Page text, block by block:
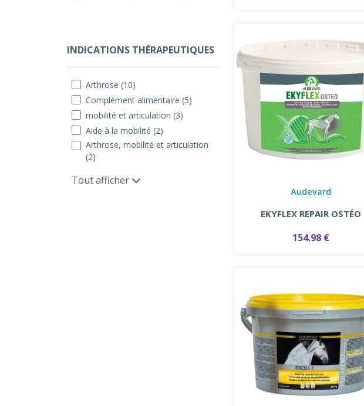
INDICATIONS THÉRAPEUTIQUES
Arthrose (10)
Complément alimentaire (5)
mobilité et articulation (3)
Aide à la mobilité (2)
Arthrose, mobilité et articulation
(2)
Tout afficher
Audevard
EKYFLEX REPAIR OSTÉO
154.98 €